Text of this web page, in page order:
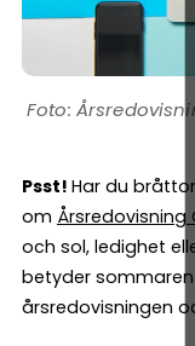
Psst! Har du
om Årsredovisning
och sol, ledighet
betyder
årsredovisningen